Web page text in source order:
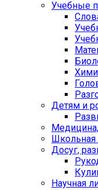
Учебные
Детям и
Школьная
Досуг,
Научная